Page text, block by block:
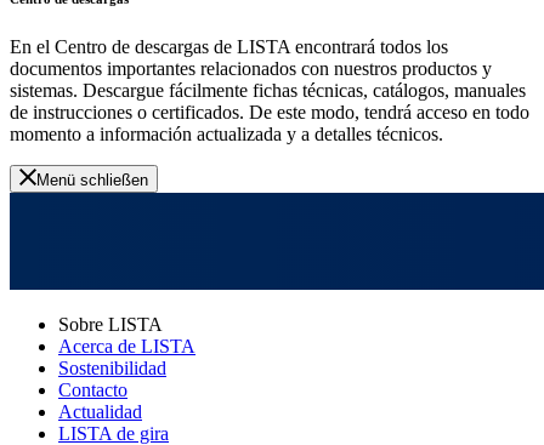
En el Centro de descargas de LISTA encontrará todos los
documentos importantes relacionados con nuestros productos y
sistemas. Descargue fácilmente fichas técnicas, catálogos, manuales
de instrucciones o certificados. De este modo, tendrá acceso en todo
momento a información actualizada y a detalles técnicos.
Menü schließen
Sobre LISTA
Acerca de LISTA
Sostenibilidad
Contacto
Actualidad
LISTA de gira